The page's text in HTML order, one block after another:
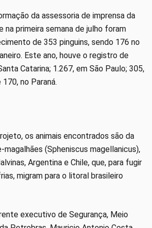
da assessoria de imprensa da
na primeira semana de julho foram
de 353 pinguins, sendo 176 no
Este ano, houve o registro de
Catarina; 1.267, em São Paulo; 305,
no Paraná.
os animais encontrados são da
(Spheniscus magellanicus),
Argentina e Chile, que, para fugir
migram para o litoral brasileiro
executivo de Segurança, Meio